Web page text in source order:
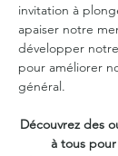
invitation à
apaiser notre
développer
pour améliorer
général.
Découvrez des
à tous